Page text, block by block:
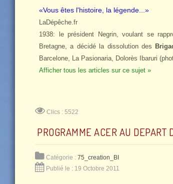
«Vous êtes l'histoire, la légende...»
LaDépêche.fr
1938: le président Negrin, voulant se
Bretagne, a décidé la dissolution des
Barcelone, La Pasionaria, Dolorès Ibaruri
Afficher tous les articles sur ce sujet »
Clics : 5522
PROGRAMME ACER AU DEPART
Catégorie : 75_creation_BI
Publié le : 19 Octobre 2011